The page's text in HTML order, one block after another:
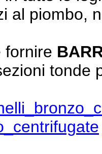
al piombo,
fornire
tonde